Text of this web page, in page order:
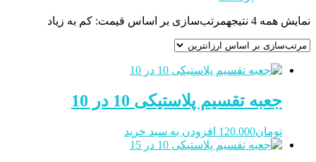
نمایش همه 4 نتیجه مرتب‌سازی بر اساس قیمت: کم به زیاد
جعبه تقسیم پلاستیکی 10 در 10
تومان120.000 افزودن به سبد خرید